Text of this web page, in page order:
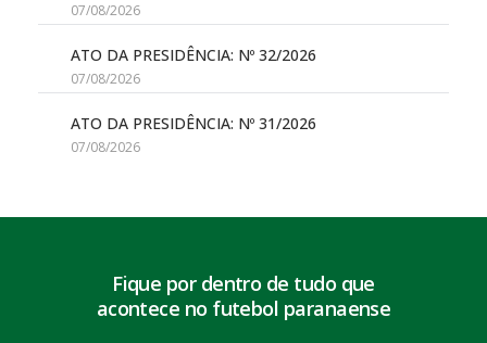
07/08/2026
ATO DA PRESIDÊNCIA: Nº 32/2026
07/08/2026
ATO DA PRESIDÊNCIA: Nº 31/2026
07/08/2026
Fique por dentro de tudo que
acontece no futebol paranaense